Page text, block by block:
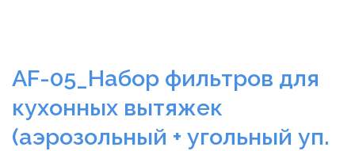
AF-05_Набор фильтров для
кухонных вытяжек
(аэрозольный + угольный уп.